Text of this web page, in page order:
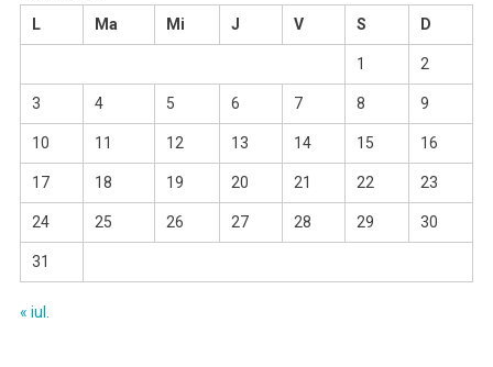
L
Ma Mi J V S D
1 2
3 4 5 6 7 8 9
10 11 12 13 14 15 16
17 18 19 20 21 22 23
24 25 26 27 28 29 30
31
« iul.